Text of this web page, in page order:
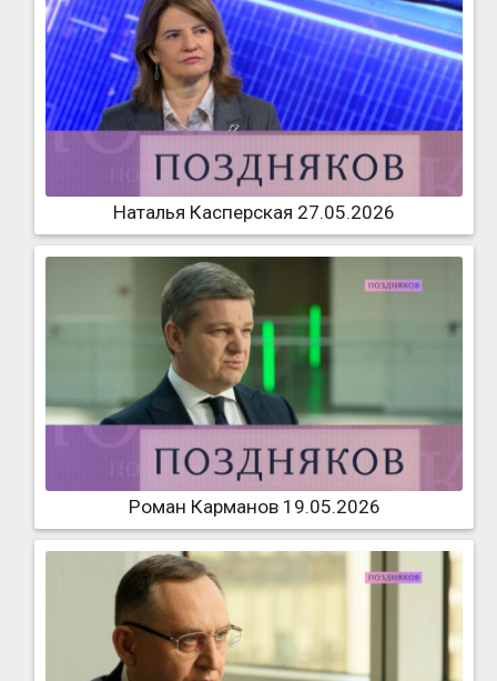
Наталья Касперская 27.05.2026
Роман Карманов 19.05.2026